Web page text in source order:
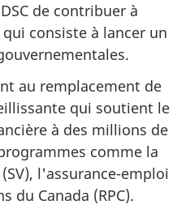
de contribuer à
consiste à lancer un
au remplacement de
qui soutient le
à des millions de
comme la
l'assurance-emploi
du Canada (RPC).